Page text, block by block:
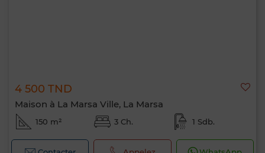
4 500 TND
Maison à La Marsa Ville, La Marsa
150 m² 3 Ch. 1 Sdb.